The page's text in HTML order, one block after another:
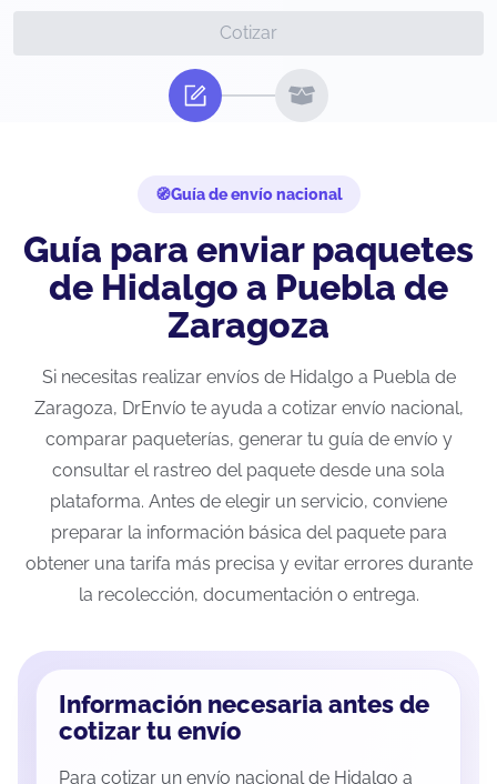
Cotizar
Guía de envío nacional
Guía para enviar paquetes
de Hidalgo a Puebla de
Zaragoza
Si necesitas realizar envíos de Hidalgo a Puebla de
Zaragoza, DrEnvío te ayuda a cotizar envío nacional,
comparar paqueterías, generar tu guía de envío y
consultar el rastreo del paquete desde una sola
plataforma. Antes de elegir un servicio, conviene
preparar la información básica del paquete para
obtener una tarifa más precisa y evitar errores durante
la recolección, documentación o entrega.
Información necesaria antes de
cotizar tu envío
Para cotizar un envío nacional de Hidalgo a